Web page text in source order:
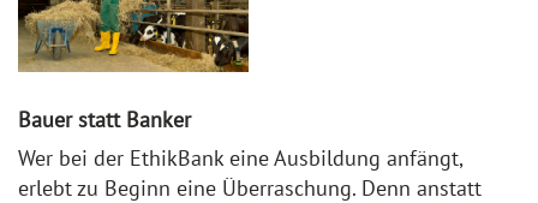
Bauer statt Banker
Wer bei der EthikBank eine Ausbildung anfängt,
erlebt zu Beginn eine Überraschung. Denn anstatt